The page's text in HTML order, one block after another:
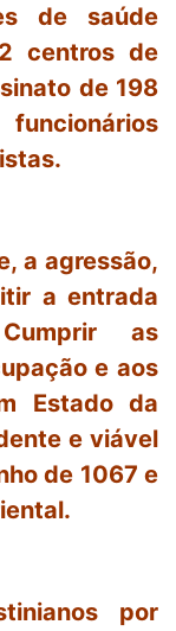
de saúde
centros de
de 198
a agressão,
a entrada
as
e aos
Estado da
e viável
de 1067 e
por